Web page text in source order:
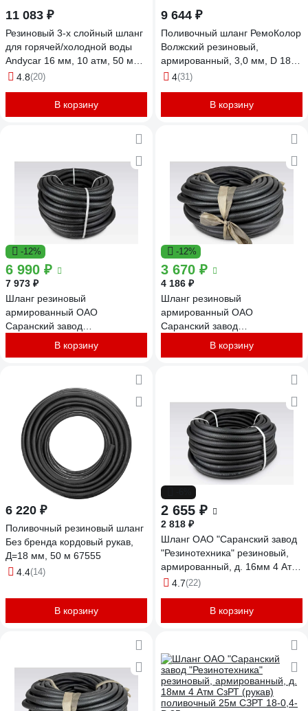
11 083 ₽
Резиновый 3-х слойный шланг
для горячей/холодной воды
Andycar 16 мм, 10 атм, 50 м
H184.8(20)
В корзину
9 644 ₽
Поливочный шланг РемоКолор
Волжский резиновый,
армированный, 3,0 мм, D 18
мм, 25 м 66-3-218
4(31)
В корзину
-12%
6 990 ₽
7 973 ₽
Шланг резиновый
армированный ОАО
Саранский завод
Резинотехника д. 25мм 10 Атм
СзРТ (рукав) пневматический,
В корзину
-12%
3 670 ₽
4 186 ₽
Шланг резиновый
армированный ОАО
Саранский завод
Резинотехника д. 20мм 10 Атм
СзРТ (рукав) пневматический,
В корзину
6 220 ₽
Поливочный резиновый шланг
Без бренда кордовый рукав,
Д=18 мм, 50 м 67555
4.4(14)
В корзину
2 655 ₽
2 818 ₽
Шланг ОАО "Саранский завод
"Резинотехника" резиновый,
армированный, д. 16мм 4 Атм
СзРТ (рукав) поливочный 25м
4.7(22)
В корзину